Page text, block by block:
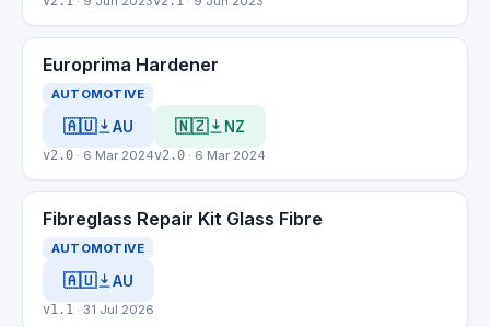
Europrima Hardener
AUTOMOTIVE
🇦🇺 AU
v2.0 · 6 Mar 2024
🇳🇿 NZ
v2.0 · 6 Mar 2024
Fibreglass Repair Kit Glass Fibre
AUTOMOTIVE
🇦🇺 AU
v1.1 · 31 Jul 2026